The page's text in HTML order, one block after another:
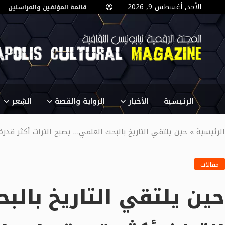
الأحد, أغسطس 9, 2026 قائمة المؤلفين والمراسلين
الرئيسية الأخبار الرواية والقصة الشِعر
الرئيسية» حين يلتقي التاريخ بالبحث العلمي… يصبح التراث أكثر قدرة على
مقالات
حين يلتقي التاريخ